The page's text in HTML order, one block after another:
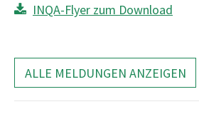
INQA-Flyer zum Download
ALLE MELDUNGEN ANZEIGEN